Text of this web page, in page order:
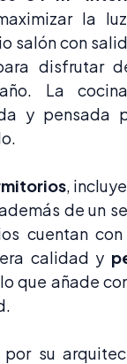
la
salón con
disfrutar
La
y pensada
,
de un
cuentan
calidad y
que añade
su